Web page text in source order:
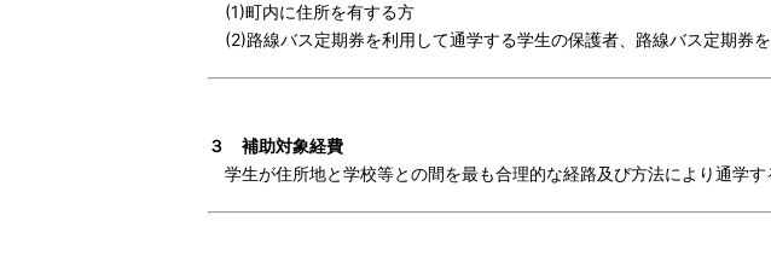
(1)町内に住所を有する方
(2)路線バス定期券を利用して通学する学生の保護者、路線バス定期券
３ 補助対象経費
学生が住所地と学校等との間を最も合理的な経路及び方法により通学す